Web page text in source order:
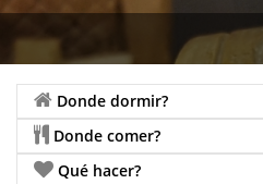
Donde dormir?
Donde comer?
Qué hacer?